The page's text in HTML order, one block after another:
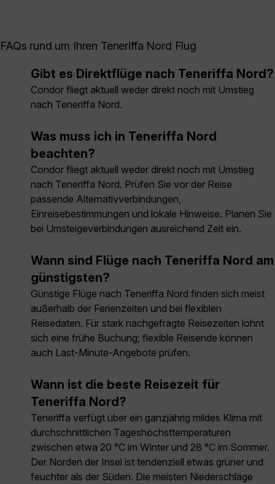
FAQs rund um Ihren Teneriffa Nord Flug
Gibt es Direktflüge nach Teneriffa Nord?
Condor fliegt aktuell weder direkt noch mit Umstieg
nach Teneriffa Nord.
Was muss ich in Teneriffa Nord
beachten?
Condor fliegt aktuell weder direkt noch mit Umstieg
nach Teneriffa Nord. Prüfen Sie vor der Reise
passende Alternativverbindungen,
Einreisebestimmungen und lokale Hinweise. Planen Sie
bei Umsteigeverbindungen ausreichend Zeit ein.
Wann sind Flüge nach Teneriffa Nord am
günstigsten?
Günstige Flüge nach Teneriffa Nord finden sich meist
außerhalb der Ferienzeiten und bei flexiblen
Reisedaten. Für stark nachgefragte Reisezeiten lohnt
sich eine frühe Buchung; flexible Reisende können
auch Last-Minute-Angebote prüfen.
Wann ist die beste Reisezeit für
Teneriffa Nord?
Teneriffa verfügt über ein ganzjährig mildes Klima mit
durchschnittlichen Tageshöchsttemperaturen
zwischen etwa 20 °C im Winter und 28 °C im Sommer.
Der Norden der Insel ist tendenziell etwas grüner und
feuchter als der Süden. Die meisten Niederschläge